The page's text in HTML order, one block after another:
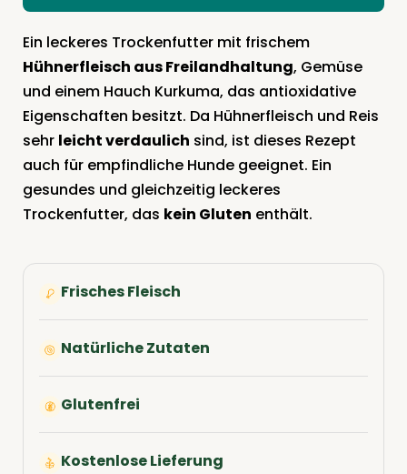
Ein leckeres Trockenfutter mit frischem
Hühnerfleisch aus Freilandhaltung, Gemüse
und einem Hauch Kurkuma, das antioxidative
Eigenschaften besitzt. Da Hühnerfleisch und Reis
sehr leicht verdaulich sind, ist dieses Rezept
auch für empfindliche Hunde geeignet. Ein
gesundes und gleichzeitig leckeres
Trockenfutter, das kein Gluten enthält.
Frisches Fleisch
Natürliche Zutaten
Glutenfrei
Kostenlose Lieferung